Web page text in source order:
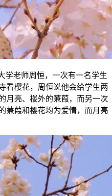
学老师周恒，一次有一名学生
看樱花，周恒说他会给学生两
月亮、楼外的蒹葭，而另一次
蒹葭和樱花均为爱情，而月亮